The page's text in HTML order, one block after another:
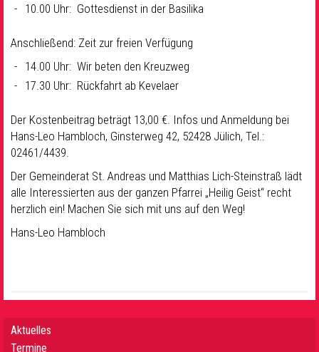
10.00 Uhr: Gottesdienst in der Basilika
Anschließend: Zeit zur freien Verfügung
14.00 Uhr: Wir beten den Kreuzweg
17.30 Uhr: Rückfahrt ab Kevelaer
Der Kostenbeitrag beträgt 13,00 €. Infos und Anmeldung bei
Hans-Leo Hambloch, Ginsterweg 42, 52428 Jülich, Tel.:
02461/4439.
Der Gemeinderat St. Andreas und Matthias Lich-Steinstraß lädt
alle Interessierten aus der ganzen Pfarrei „Heilig Geist“ recht
herzlich ein! Machen Sie sich mit uns auf den Weg!
Hans-Leo Hambloch
Aktuelles
Termine